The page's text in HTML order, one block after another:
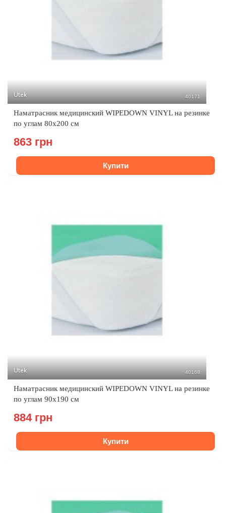
Utek 40171
Наматрасник медицинский WIPEDOWN VINYL на резинке
по углам 80х200 см
863 грн
Купити
Utek 40168
Наматрасник медицинский WIPEDOWN VINYL на резинке
по углам 90х190 см
884 грн
Купити